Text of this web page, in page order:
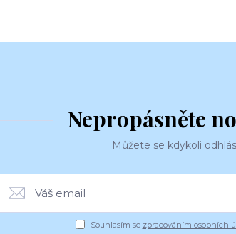
Nepropásněte
Můžete se kdykoli
Souhlasím se zpracováním osobních